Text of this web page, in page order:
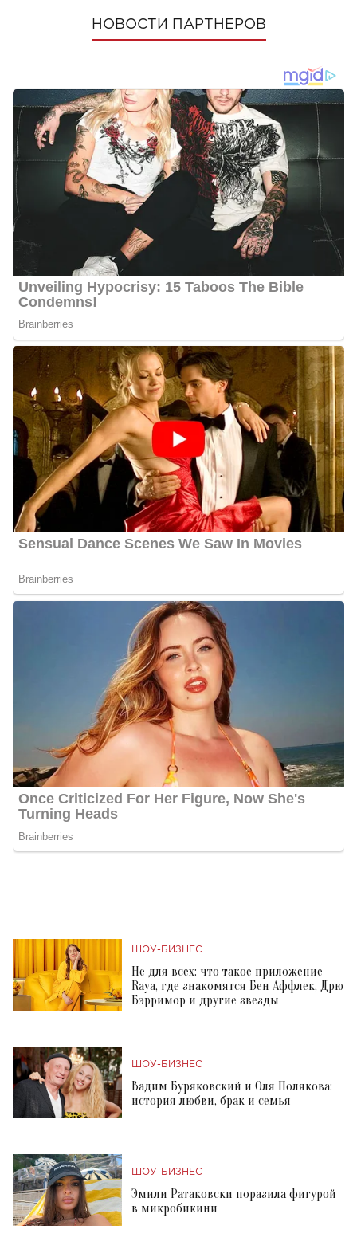
НОВОСТИ ПАРТНЕРОВ
ШОУ-БИЗНЕС
Не для всех: что такое приложение
Raya, где знакомятся Бен Аффлек, Дрю
Бэрримор и другие звезды
ШОУ-БИЗНЕС
Вадим Буряковский и Оля Полякова:
история любви, брак и семья
ШОУ-БИЗНЕС
Эмили Ратаковски поразила фигурой
в микробикини